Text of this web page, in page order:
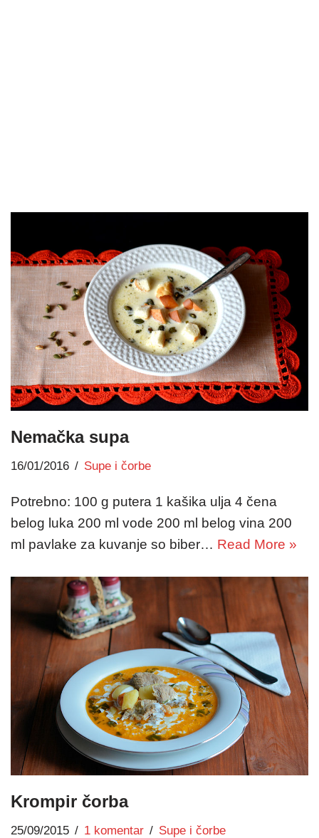
Nemačka supa
16/01/2016 Supe i čorbe
Potrebno: 100 g putera 1 kašika ulja 4 čena
belog luka 200 ml vode 200 ml belog vina 200
ml pavlake za kuvanje so biber… Read More »
Krompir čorba
25/09/2015 1 komentar Supe i čorbe